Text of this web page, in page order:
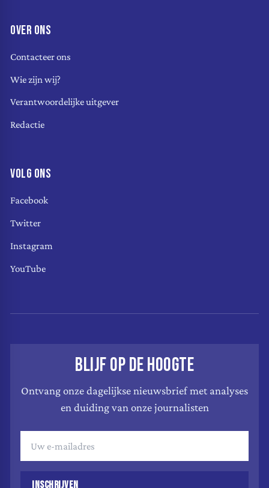
OVER ONS
Contacteer ons
Wie zijn wij?
Verantwoordelijke uitgever
Redactie
VOLG ONS
Facebook
Twitter
Instagram
YouTube
BLIJF OP DE HOOGTE
Ontvang onze dagelijkse nieuwsbrief met analyses
en duiding van onze journalisten
INSCHRIJVEN